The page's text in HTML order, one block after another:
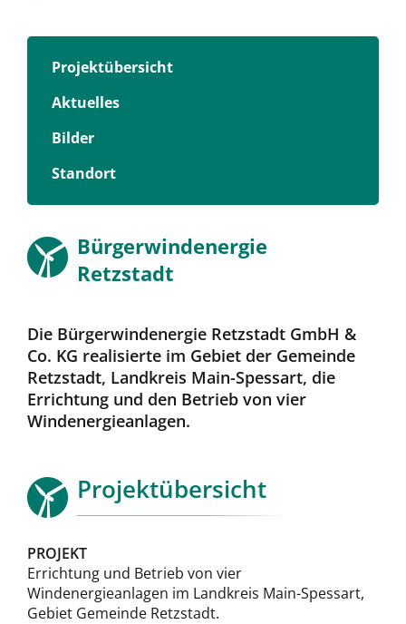
Bürgerwindenergie
Retzstadt
Die Bürgerwindenergie Retzstadt GmbH &
Co. KG realisierte im Gebiet der Gemeinde
Retzstadt, Landkreis Main-Spessart, die
Errichtung und den Betrieb von vier
Windenergieanlagen.
Projektübersicht
PROJEKT
Errichtung und Betrieb von vier
Windenergieanlagen im Landkreis Main-Spessart,
Gebiet Gemeinde Retzstadt.
Projektübersicht
Aktuelles
Bilder
Standort